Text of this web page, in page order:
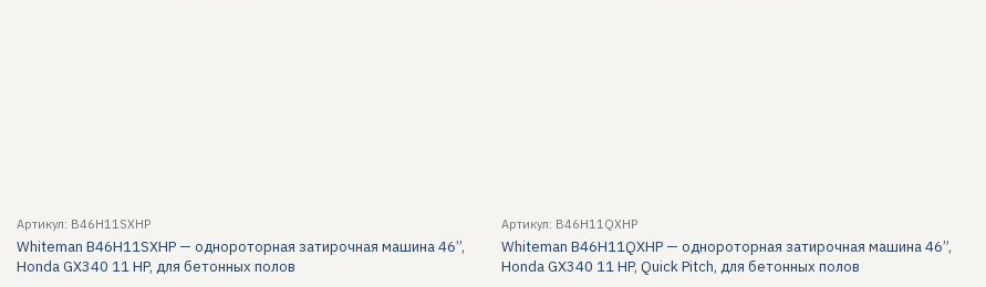
Артикул: B46H11SXHP
Whiteman B46H11SXHP — однороторная затирочная машина 46”,
Honda GX340 11 HP, для бетонных полов
Артикул: B46H11QXHP
Whiteman B46H11QXHP — однороторная затирочная машина 46”,
Honda GX340 11 HP, Quick Pitch, для бетонных полов